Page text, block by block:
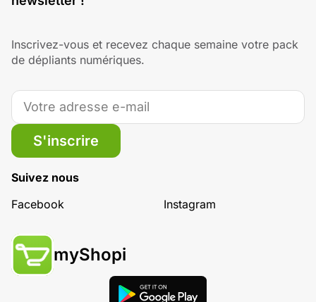
Inscrivez-vous et recevez chaque semaine votre pack
de dépliants numériques.
S'inscrire
Suivez nous
Facebook
Instagram
myShopi